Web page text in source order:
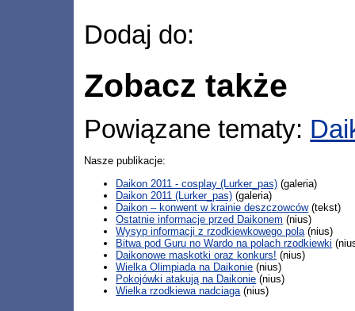
Dodaj do:
Zobacz także
Powiązane tematy:
Nasze publikacje:
Daikon 2011 - cosplay (Lurker_pas) (galeria)
Daikon 2011 (Lurker_pas) (galeria)
Daikon – konwent w krainie deszczowców(tekst)
Ostatnie informacje przed Daikonem (nius)
Wysyp informacji z rzodkiewkowego pola (nius)
Bitwa pod Guru no Wardo na polach rzodkiewki
Daikonowe maskotki oraz konkurs! (nius)
Wielka Olimpiada na Daikonie (nius)
Pokojówki atakują na Daikonie (nius)
Wielka rzodkiewa nadciaga (nius)